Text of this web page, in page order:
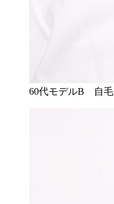
60代モデルB 自毛